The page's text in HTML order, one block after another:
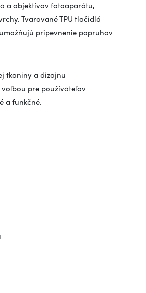
a objektívov fotoaparátu,
Tvarované TPU tlačidlá
pripevnenie popruhov
tkaniny a dizajnu
voľbou pre používateľov
a funkčné.